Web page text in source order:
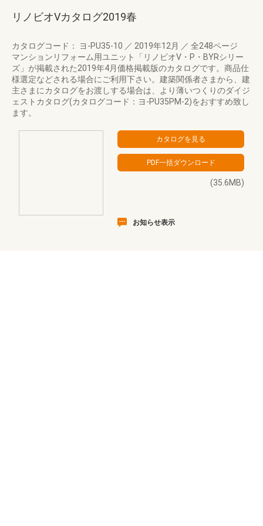
リノビオVカタログ2019春
カタログコード： ヨ-PU35-10 ／ 2019年12月 ／ 全248ページ
マンションリフォーム用ユニット「リノビオV・P・BYRシリー
ズ」が掲載された2019年4月価格掲載版のカタログです。商品仕
様選定などされる場合にご利用下さい。建築関係者さまから、建
主さまにカタログをお渡しする場合は、より薄いつくりのダイジ
ェストカタログ(カタログコード：ヨ-PU35PM-2)をおすすめ致し
ます。
(35.6MB)
お知らせ表示